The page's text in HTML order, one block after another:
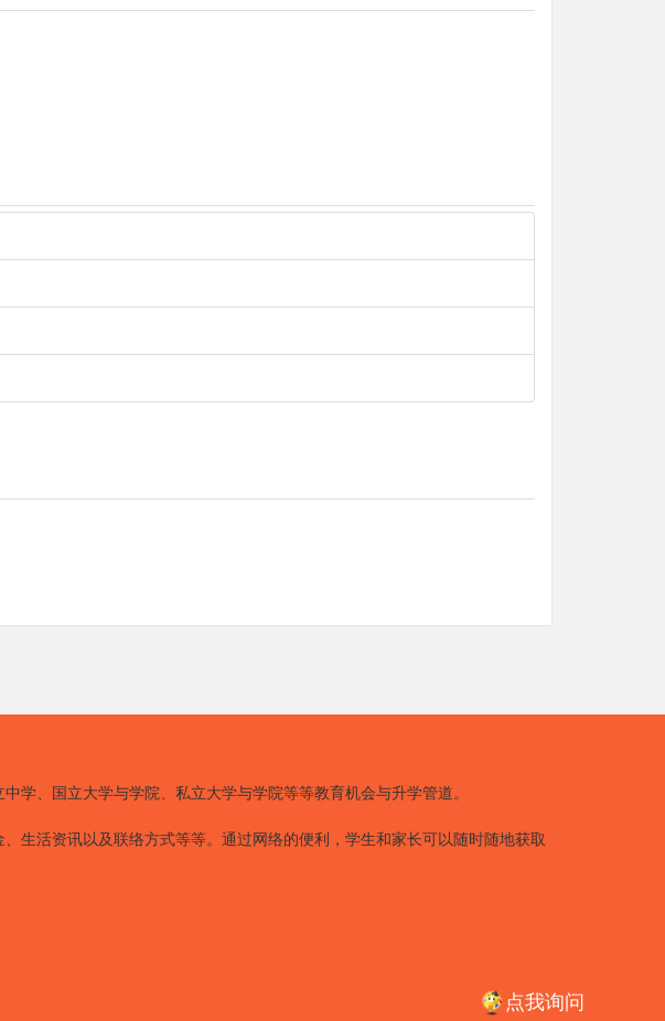
点我询问
学、国立大学与学院、私立大学与学院等等教育机会与升学管道。
生活资讯以及联络方式等等。通过网络的便利，学生和家长可以随时随地获取